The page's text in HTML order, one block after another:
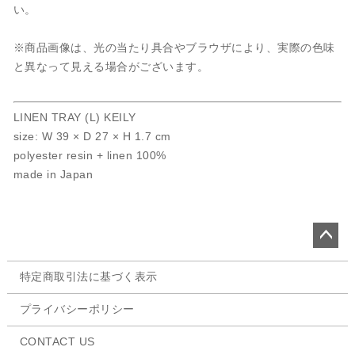
い。
※商品画像は、光の当たり具合やブラウザにより、実際の色味
と異なって見える場合がございます。
LINEN TRAY (L) KEILY
size: W 39 × D 27 × H 1.7 cm
polyester resin + linen 100%
made in Japan
ップ
特定商取引法に基づく表示
プライバシーポリシー
CONTACT US